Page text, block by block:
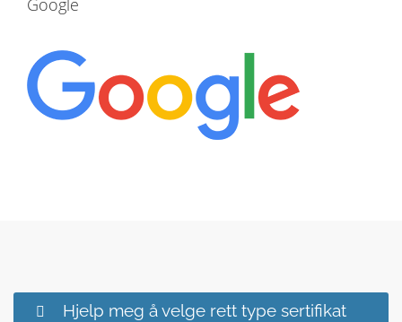
Google
Hjelp meg å velge rett type sertifikat